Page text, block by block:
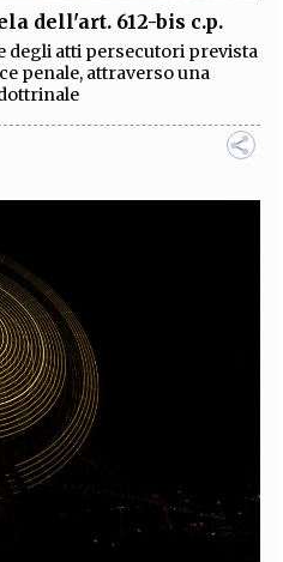
dell'art. 612-bis c.p.
degli atti persecutori prevista
penale, attraverso una